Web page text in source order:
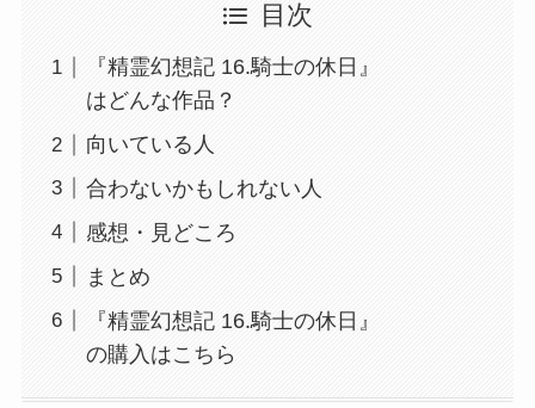
目次
『精霊幻想記 16.騎士の休日』
はどんな作品？
向いている人
合わないかもしれない人
感想・見どころ
まとめ
『精霊幻想記 16.騎士の休日』
の購入はこちら